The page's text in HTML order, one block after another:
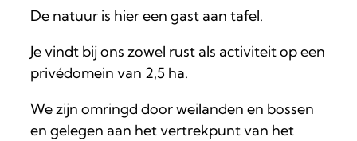
De natuur is hier een gast aan tafel.
Je vindt bij ons zowel rust als activiteit op een
privédomein van 2,5 ha.
We zijn omringd door weilanden en bossen
en gelegen aan het vertrekpunt van het